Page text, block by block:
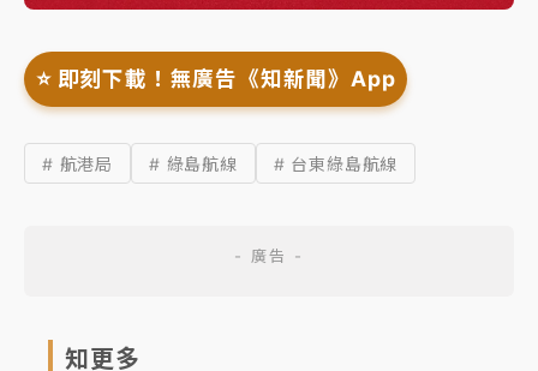
⭐️ 即刻下載！無廣告《知新聞》App
# 航港局 # 綠島航線 # 台東綠島航線
知更多